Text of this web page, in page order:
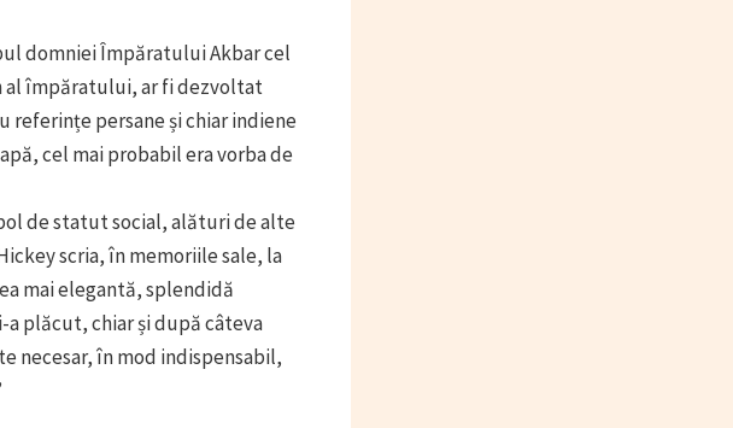
domniei Împăratului Akbar cel
al împăratului, ar fi dezvoltat
referințe persane și chiar indiene
cel mai probabil era vorba de
de statut social, alături de alte
scria, în memoriile sale, la
mai elegantă, splendidă
plăcut, chiar și după câteva
necesar, în mod indispensabil,